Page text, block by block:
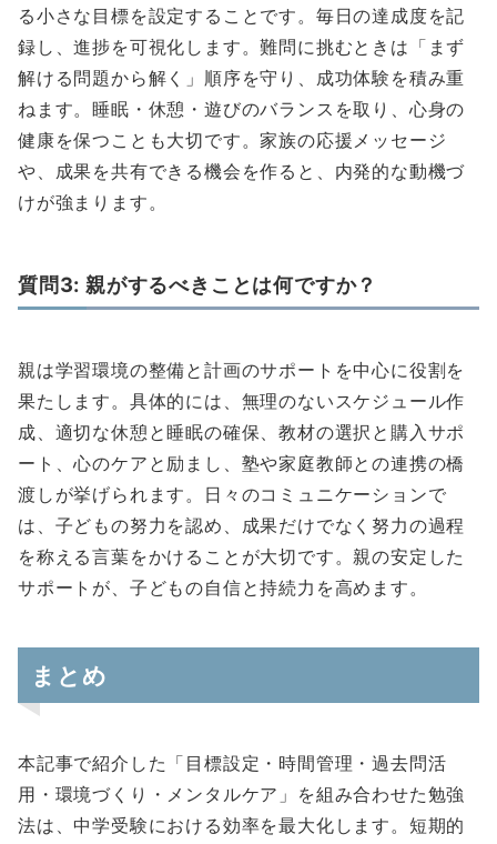
る小さな目標を設定することです。毎日の達成度を記
録し、進捗を可視化します。難問に挑むときは「まず
解ける問題から解く」順序を守り、成功体験を積み重
ねます。睡眠・休憩・遊びのバランスを取り、心身の
健康を保つことも大切です。家族の応援メッセージ
や、成果を共有できる機会を作ると、内発的な動機づ
けが強まります。
質問3: 親がするべきことは何ですか？
親は学習環境の整備と計画のサポートを中心に役割を
果たします。具体的には、無理のないスケジュール作
成、適切な休憩と睡眠の確保、教材の選択と購入サポ
ート、心のケアと励まし、塾や家庭教師との連携の橋
渡しが挙げられます。日々のコミュニケーションで
は、子どもの努力を認め、成果だけでなく努力の過程
を称える言葉をかけることが大切です。親の安定した
サポートが、子どもの自信と持続力を高めます。
まとめ
本記事で紹介した「目標設定・時間管理・過去問活
用・環境づくり・メンタルケア」を組み合わせた勉強
法は、中学受験における効率を最大化します。短期的